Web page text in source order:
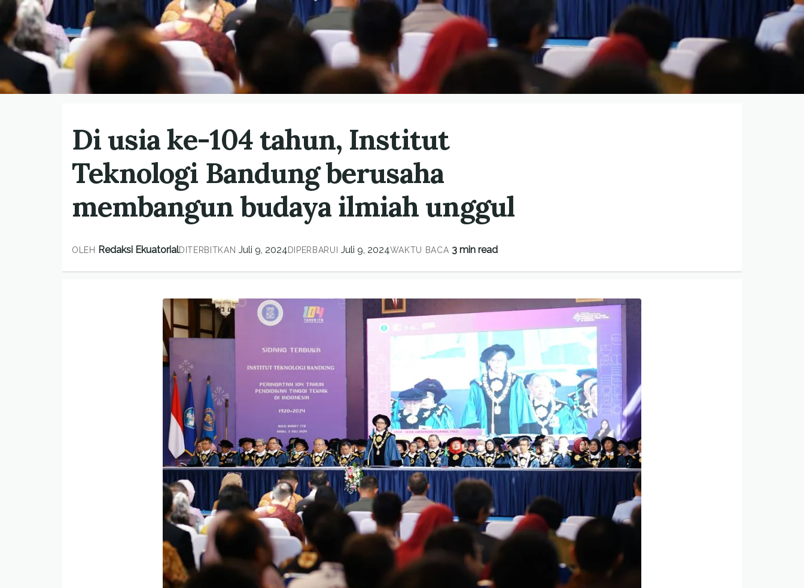
Di usia ke-104 tahun, Institut
Teknologi Bandung berusaha
membangun budaya ilmiah unggul
OLEH Redaksi EkuatorialDITERBITKAN Juli 9, 2024DIPERBARUI Juli 9, 2024WAKTU BACA 3 min read